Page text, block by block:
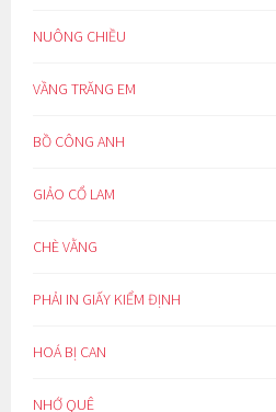
NUÔNG CHIỀU
VẦNG TRĂNG EM
BỒ CÔNG ANH
GIẢO CỔ LAM
CHÈ VẰNG
PHẢI IN GIẤY KIỂM ĐỊNH
HOÁ BỊ CAN
NHỚ QUÊ